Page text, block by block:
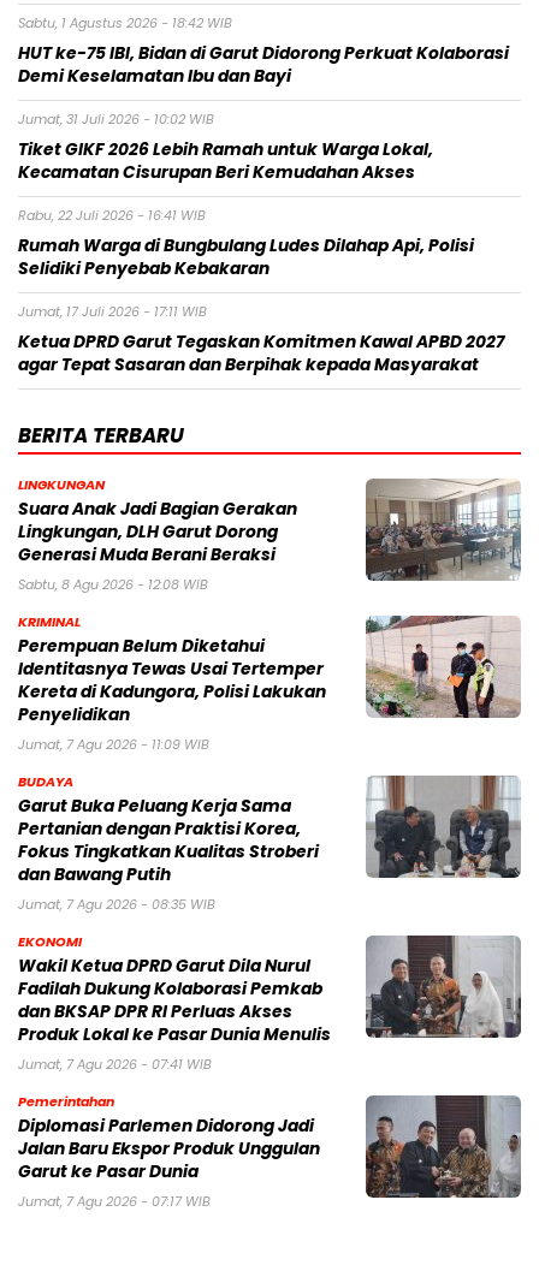
Sabtu, 1 Agustus 2026 - 18:42 WIB
HUT ke-75 IBI, Bidan di Garut Didorong Perkuat Kolaborasi
Demi Keselamatan Ibu dan Bayi
Jumat, 31 Juli 2026 - 10:02 WIB
Tiket GIKF 2026 Lebih Ramah untuk Warga Lokal,
Kecamatan Cisurupan Beri Kemudahan Akses
Rabu, 22 Juli 2026 - 16:41 WIB
Rumah Warga di Bungbulang Ludes Dilahap Api, Polisi
Selidiki Penyebab Kebakaran
Jumat, 17 Juli 2026 - 17:11 WIB
Ketua DPRD Garut Tegaskan Komitmen Kawal APBD 2027
agar Tepat Sasaran dan Berpihak kepada Masyarakat
BERITA TERBARU
LINGKUNGAN
Suara Anak Jadi Bagian Gerakan
Lingkungan, DLH Garut Dorong
Generasi Muda Berani Beraksi
Sabtu, 8 Agu 2026 - 12:08 WIB
KRIMINAL
Perempuan Belum Diketahui
Identitasnya Tewas Usai Tertemper
Kereta di Kadungora, Polisi Lakukan
Penyelidikan
Jumat, 7 Agu 2026 - 11:09 WIB
BUDAYA
Garut Buka Peluang Kerja Sama
Pertanian dengan Praktisi Korea,
Fokus Tingkatkan Kualitas Stroberi
dan Bawang Putih
Jumat, 7 Agu 2026 - 08:35 WIB
EKONOMI
Wakil Ketua DPRD Garut Dila Nurul
Fadilah Dukung Kolaborasi Pemkab
dan BKSAP DPR RI Perluas Akses
Produk Lokal ke Pasar Dunia Menulis
Jumat, 7 Agu 2026 - 07:41 WIB
Pemerintahan
Diplomasi Parlemen Didorong Jadi
Jalan Baru Ekspor Produk Unggulan
Garut ke Pasar Dunia
Jumat, 7 Agu 2026 - 07:17 WIB